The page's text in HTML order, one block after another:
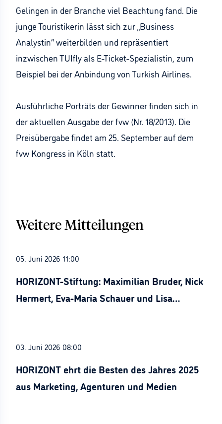
Gelingen in der Branche viel Beachtung fand. Die
junge Touristikerin lässt sich zur „Business
Analystin“ weiterbilden und repräsentiert
inzwischen TUIfly als E-Ticket-Spezialistin, zum
Beispiel bei der Anbindung von Turkish Airlines.
Ausführliche Porträts der Gewinner finden sich in
der aktuellen Ausgabe der fvw (Nr. 18/2013). Die
Preisübergabe findet am 25. September auf dem
fvw Kongress in Köln statt.
Weitere Mitteilungen
05. Juni 2026 11:00
HORIZONT-Stiftung: Maximilian Bruder, Nick
Hermert, Eva-Maria Schauer und Lisa
03. Juni 2026 08:00
HORIZONT ehrt die Besten des Jahres 2025
aus Marketing, Agenturen und Medien